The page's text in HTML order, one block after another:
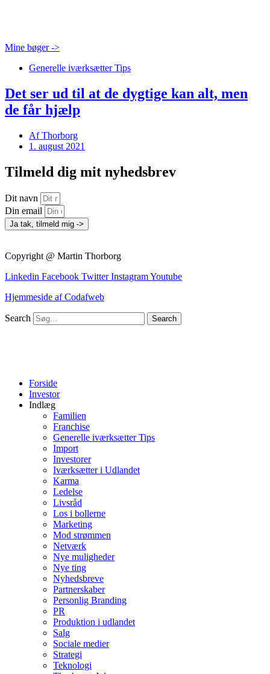
Mine bøger ->
Generelle iværksætter Tips
Det ser ud til at de dygtige kan alt, men
de får hjælp
AfThorborg
1. august 2021
Tilmeld dig mit nyhedsbrev
Dit navn
Din email
Ja tak, tilmeld mig ->
Copyright @ Martin Thorborg
Linkedin Facebook Twitter InstagramYoutube
Hjemmeside af Codafweb
Search Search
Forside
Investor
Indlæg
Familien
Franchise
Generelle iværksætter Tips
Import
Investorer
Iværksætter i Udlandet
Karma
Ledelse
Livsråd
Los i bollerne
Marketing
Mod strømmen
Netværk
Nye muligheder
Nye ting
Nyhedsbreve
Partnerskaber
Personlig Branding
PR
Produktion i udlandet
Salg
Sociale medier
Strategi
Teknologi